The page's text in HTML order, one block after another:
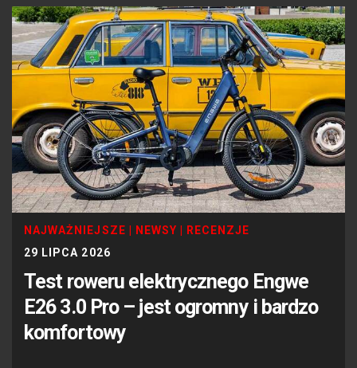
NAJWAŻNIEJSZE NEWSY
RECENZJE
29 LIPCA 2026
Test roweru elektrycznego Engwe
E26 3.0 Pro – jest ogromny i bardzo
komfortowy